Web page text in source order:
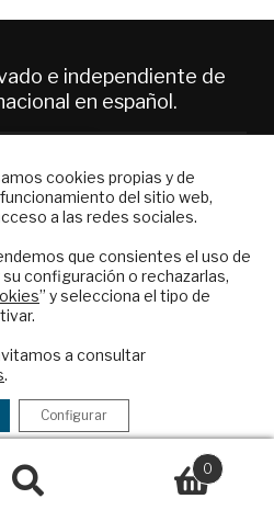
e independiente de
en español.
somos
y precios
frecuentes
de contratación
Exterior
de Política Exterior
0
cookies propias y de
del sitio web,
a las redes sociales.
que consientes el uso de
configuración o rechazarlas,
” y selecciona el tipo de
a consultar
.
Configurar
boletín electrónico y
el mejor análisis